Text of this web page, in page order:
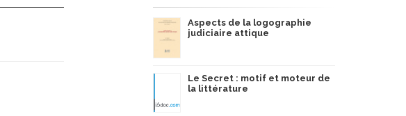
Aspects de la logographie
judiciaire attique
Le Secret : motif et moteur de
la littérature